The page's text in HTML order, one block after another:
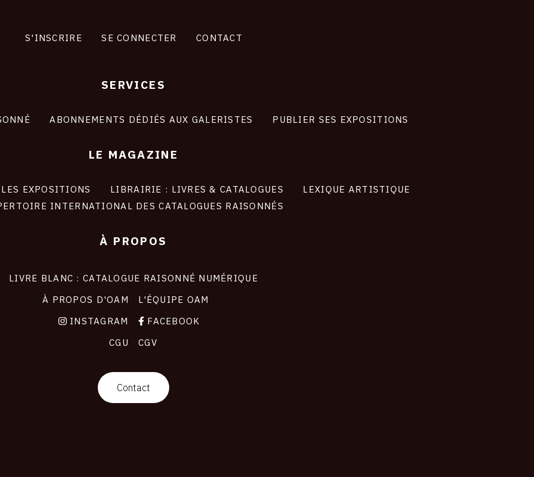
S'INSCRIRE SE CONNECTER CONTACT
SERVICES
ABONNEMENTS DÉDIÉS AUX GALERISTES PUBLIER SES EXPOSITIONS
LE MAGAZINE
LES EXPOSITIONS LIBRAIRIE : LIVRES & CATALOGUES
LEXIQUE ARTISTIQUE
INTERNATIONAL DES CATALOGUES RAISONNÉS
À PROPOS
LIVRE BLANC : CATALOGUE RAISONNÉ NUMÉRIQUE
À PROPOS D'OAM
L'ÉQUIPE OAM
INSTAGRAM
FACEBOOK
CGU
CGV
Contact